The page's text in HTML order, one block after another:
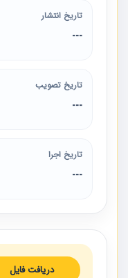
تاریخ انتشار
---
تاریخ تصویب
---
تاریخ اجرا
---
دریافت فایل